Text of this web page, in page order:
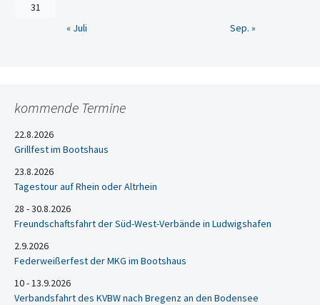
31
« Juli
Sep. »
kommende Termine
22.8.2026
Grillfest im Bootshaus
23.8.2026
Tagestour auf Rhein oder Altrhein
28 - 30.8.2026
Freundschaftsfahrt der Süd-West-Verbände in Ludwigshafen
2.9.2026
Federweißerfest der MKG im Bootshaus
10 - 13.9.2026
Verbandsfahrt des KVBW nach Bregenz an den Bodensee